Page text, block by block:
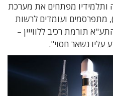
ותלמידיו מפתחים את מערכת
מתפרסמים ועומדים לרשות
תורמת רכיב ללווייין –
עליו נשאר חסוי".